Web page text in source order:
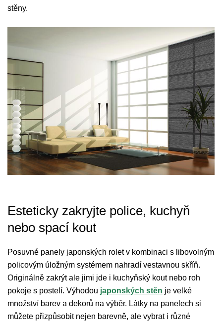
stěny.
Esteticky zakryjte police, kuchyň
nebo spací kout
Posuvné panely japonských rolet v kombinaci s libovolným
policovým úložným systémem nahradí vestavnou skříň.
Originálně zakrýt ale jimi jde i kuchyňský kout nebo roh
pokoje s postelí. Výhodou japonských stěn je velké
množství barev a dekorů na výběr. Látky na panelech si
můžete přizpůsobit nejen barevně, ale vybrat i různé